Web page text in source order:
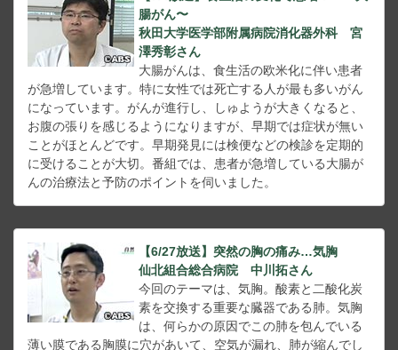
腸がん〜
秋田大学医学部附属病院消化器外科 宮
澤秀彰さん
大腸がんは、食生活の欧米化に伴い患者
が急増しています。特に女性では死亡する人が最も多いがん
になっています。がんが進行し、しゅようが大きくなると、
お腹の張りを感じるようになりますが、早期では症状が無い
ことがほとんどです。早期発見には検便などの検診を定期的
に受けることが大切。番組では、患者が急増している大腸が
んの治療法と予防のポイントを伺いました。
【6/27放送】突然の胸の痛み…気胸
仙北組合総合病院 中川拓さん
今回のテーマは、気胸。酸素と二酸化炭
素を交換する重要な臓器である肺。気胸
は、何らかの原因でこの肺を包んでいる
薄い膜である胸膜に穴があいて、空気が漏れ、肺が縮んでし